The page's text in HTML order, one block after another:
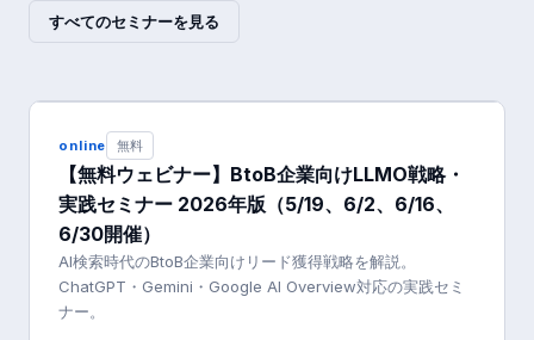
すべてのセミナーを見る
online 無料
【無料ウェビナー】BtoB企業向けLLMO戦略・
実践セミナー 2026年版（5/19、6/2、6/16、
6/30開催）
AI検索時代のBtoB企業向けリード獲得戦略を解説。
ChatGPT・Gemini・Google AI Overview対応の実践セミ
ナー。